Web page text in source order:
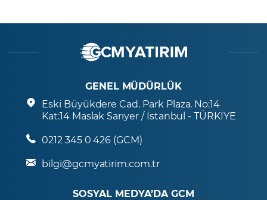
GENEL MÜDÜRLÜK
Eski Büyükdere Cad. Park Plaza. No:14
Kat:14 Maslak Sarıyer / İstanbul - TÜRKİYE
0212 345 0 426 (GCM)
bilgi@gcmyatirim.com.tr
SOSYAL MEDYA’DA GCM